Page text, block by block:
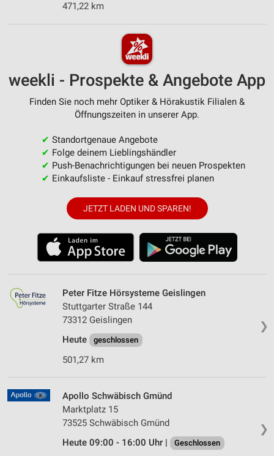
471,22 km
weekli - Prospekte & Angebote App
Finden Sie noch mehr Optiker & Hörakustik Filialen &
Öffnungszeiten in unserer App.
✔ Standortgenaue Angebote
✔ Folge deinem Lieblingshändler
✔ Push-Benachrichtigungen bei neuen Prospekten
✔ Einkaufsliste - Einkauf stressfrei planen
JETZT LADEN UND SPAREN!
❯
Peter Fitze Hörsysteme Geislingen
Stuttgarter Straße 144
73312 Geislingen
Heute
geschlossen
501,27 km
❯
Apollo Schwäbisch Gmünd
Marktplatz 15
73525 Schwäbisch Gmünd
Heute 09:00 - 16:00 Uhr |
Geschlossen